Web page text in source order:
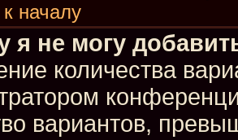
началу
я не могу
количества
вариантов,